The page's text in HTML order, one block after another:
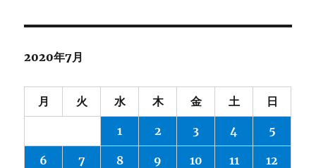
2020年7月
月 火 水 木 金 土 日
1 2 3 4 5
6 7 8 9 10 11 12